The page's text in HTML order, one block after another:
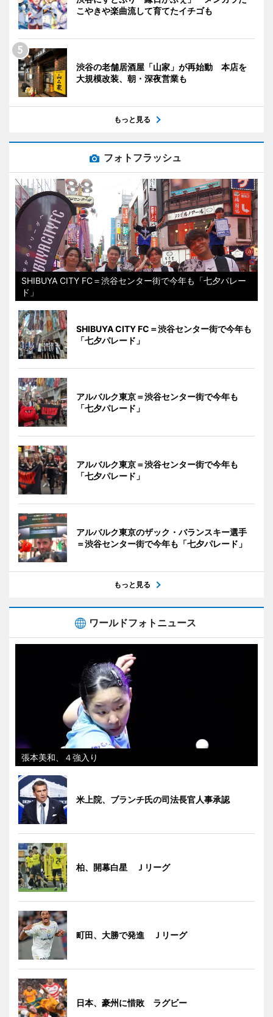
こやきや楽曲流して育てたイチゴも
渋谷の老舗居酒屋「山家」が再始動 本店を
大規模改装、朝・深夜営業も
もっと見る
フォトフラッシュ
SHIBUYA CITY FC＝渋谷センター街で今年も「七夕パレー
ド」
SHIBUYA CITY FC＝渋谷センター街で今年も
「七夕パレード」
アルバルク東京＝渋谷センター街で今年も
「七夕パレード」
アルバルク東京＝渋谷センター街で今年も
「七夕パレード」
アルバルク東京のザック・バランスキー選手
＝渋谷センター街で今年も「七夕パレード」
もっと見る
ワールドフォトニュース
張本美和、４強入り
米上院、ブランチ氏の司法長官人事承認
柏、開幕白星 Ｊリーグ
町田、大勝で発進 Ｊリーグ
日本、豪州に惜敗 ラグビー